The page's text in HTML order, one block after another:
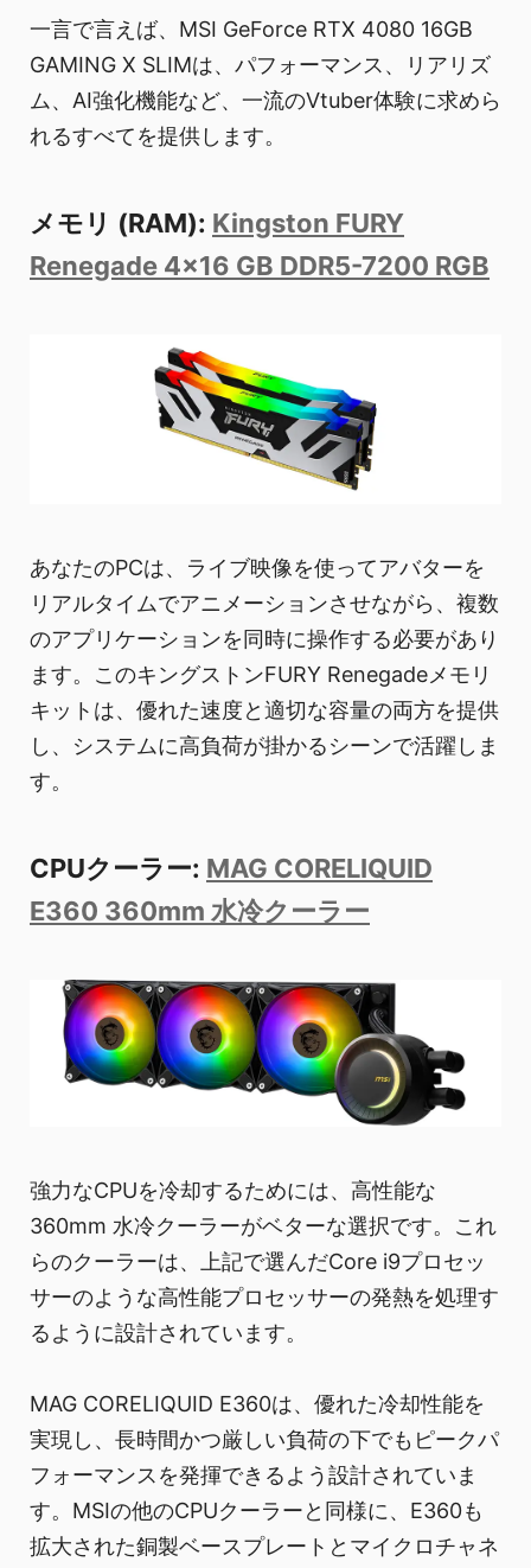
一言で言えば、MSI GeForce RTX 4080 16GB
GAMING X SLIMは、パフォーマンス、リアリズ
ム、AI強化機能など、一流のVtuber体験に求めら
れるすべてを提供します。
メモリ (RAM): Kingston FURY
Renegade 4x16 GB DDR5-7200 RGB
あなたのPCは、ライブ映像を使ってアバターを
リアルタイムでアニメーションさせながら、複数
のアプリケーションを同時に操作する必要があり
ます。このキングストンFURY Renegadeメモリ
キットは、優れた速度と適切な容量の両方を提供
し、システムに高負荷が掛かるシーンで活躍しま
す。
CPUクーラー: MAG CORELIQUID
E360 360mm 水冷クーラー
強力なCPUを冷却するためには、高性能な
360mm 水冷クーラーがベターな選択です。これ
らのクーラーは、上記で選んだCore i9プロセッ
サーのような高性能プロセッサーの発熱を処理す
るように設計されています。
MAG CORELIQUID E360は、優れた冷却性能を
実現し、長時間かつ厳しい負荷の下でもピークパ
フォーマンスを発揮できるよう設計されていま
す。MSIの他のCPUクーラーと同様に、E360も
拡大された銅製ベースプレートとマイクロチャネ